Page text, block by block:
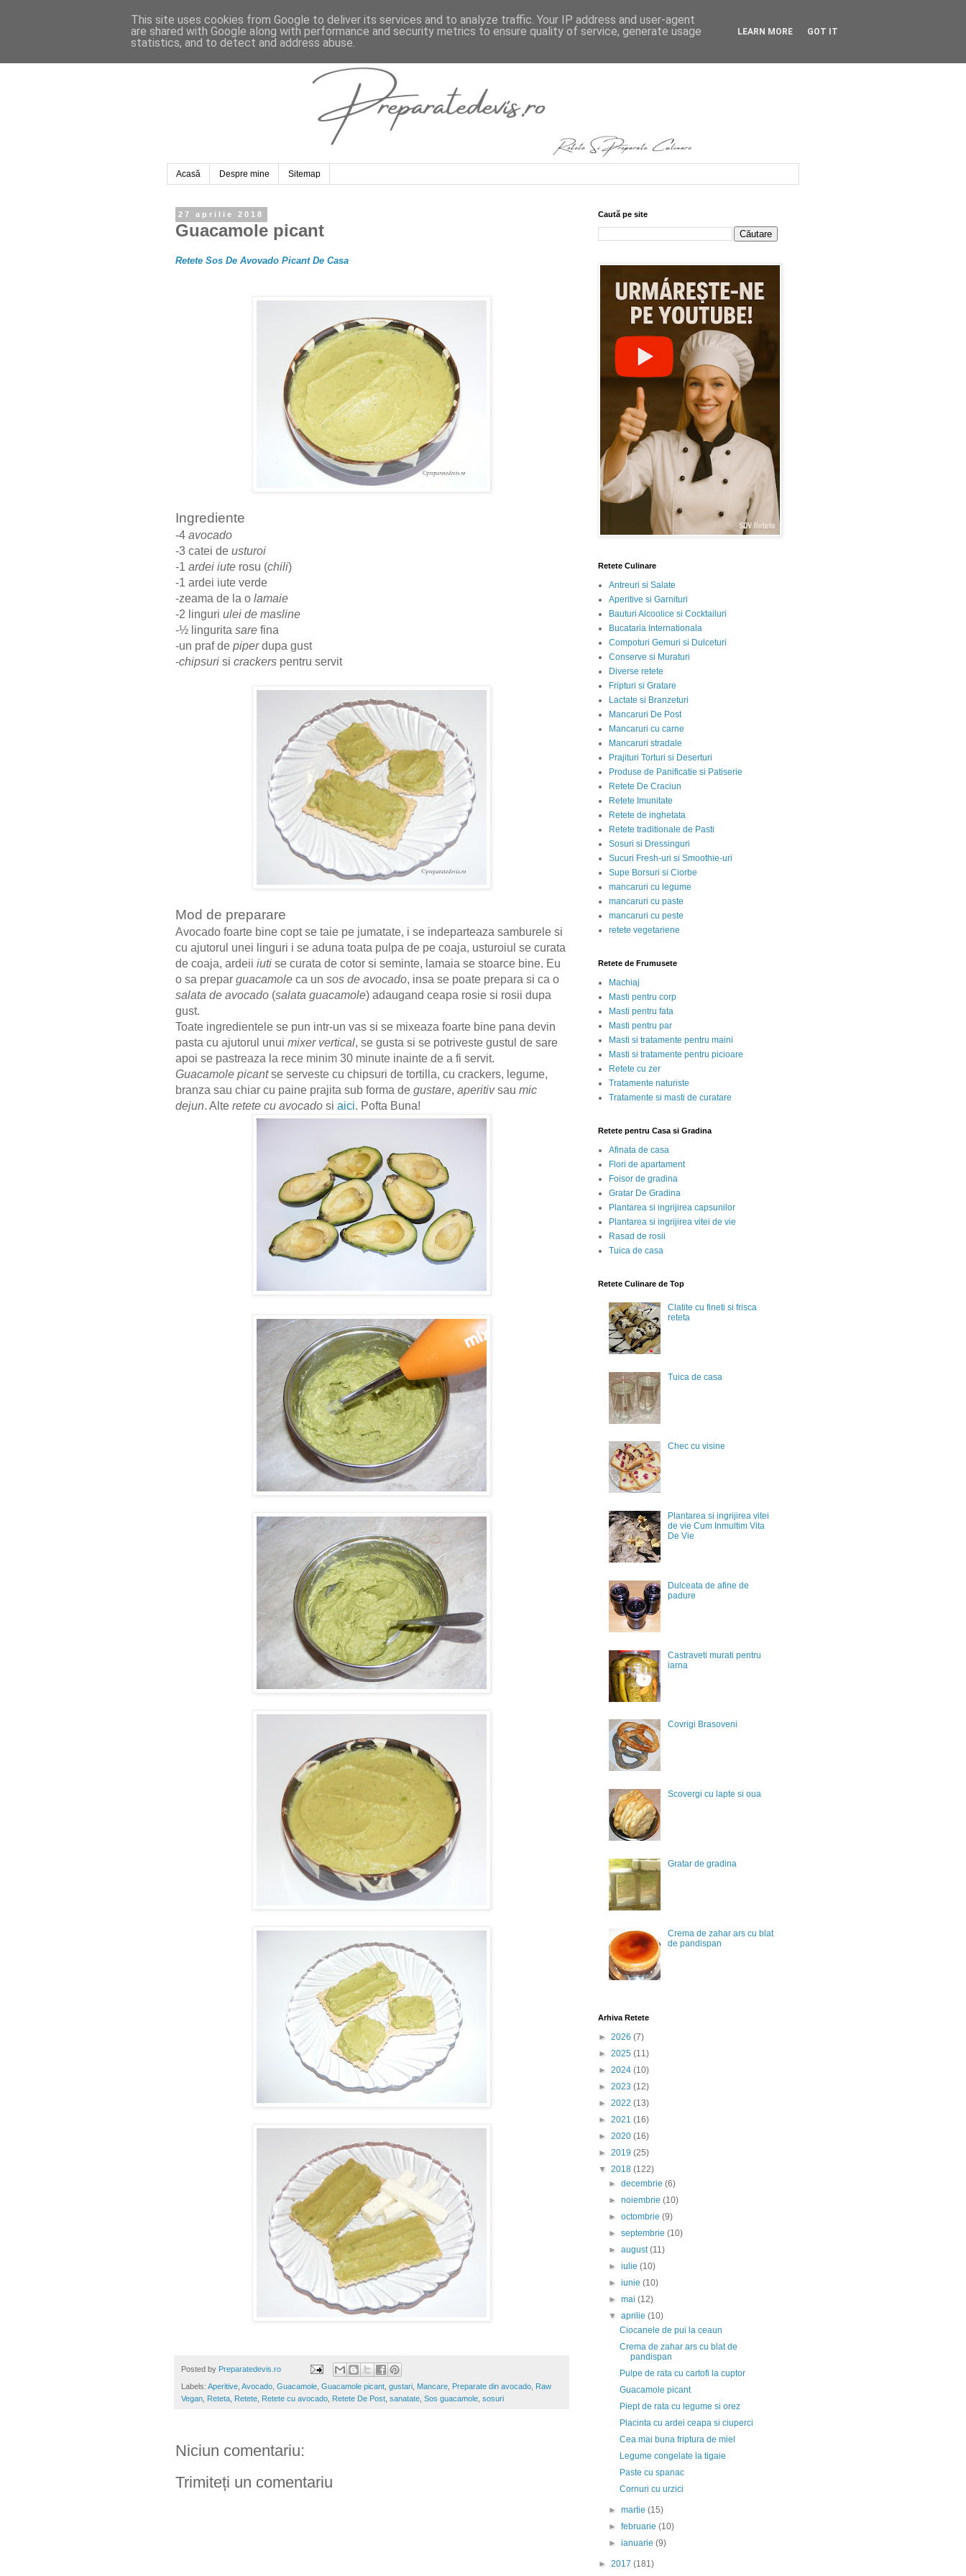
Acasă Despre mine Sitemap
27 aprilie 2018
Guacamole picant
Retete Sos De Avovado Picant De Casa
Ingrediente
-4 avocado
-3 catei de usturoi
-1 ardei iute rosu (chili)
-1 ardei iute verde
-zeama de la o lamaie
-2 linguri ulei de masline
-½ lingurita sare fina
-un praf de piperdupa gust
-chipsuri si crackers pentru servit
Mod de preparare
Avocado foarte bine copt se taie pe jumatate, i se indeparteaza samburele si
cu ajutorul unei linguri i se aduna toata pulpa de pe coaja, usturoiul se curata
de coaja, ardeii iuti se curata de cotor si seminte, lamaia se stoarce bine. Eu
o sa prepar guacamole ca un sos de avocado, insa se poate prepara si ca o
salata de avocado (salata guacamole) adaugand ceapa rosie si rosii dupa
gust.
Toate ingredientele se pun intr-un vas si se mixeaza foarte bine pana devin
pasta cu ajutorul unui mixer vertical, se gusta si se potriveste gustul de sare
apoi se pastreaza la rece minim 30 minute inainte de a fi servit.
Guacamole picantse serveste cu chipsuri de tortilla, cu crackers, legume,
branza sau chiar cu paine prajita sub forma de gustare, aperitivsau mic
dejun. Alte retete cu avocado si aici. Pofta Buna!
Posted by Preparatedevis.ro
Labels: Aperitive Avocado Guacamole Guacamole picant gustari Mancare Preparate din avocado Raw
Vegan Reteta Retete Retete cu avocado Retete De Post sanatate Sos guacamole sosuri
Niciun comentariu:
Trimiteți un comentariu
Caută pe site
Retete Culinare
Antreuri si Salate
Aperitive si Garnituri
Bauturi Alcoolice si Cocktailuri
Bucataria Internationala
Compoturi Gemuri si Dulceturi
Conserve si Muraturi
Diverse retete
Fripturi si Gratare
Lactate si Branzeturi
Mancaruri De Post
Mancaruri cu carne
Mancaruri stradale
Prajituri Torturi si Deserturi
Produse de Panificatie si Patiserie
Retete De Craciun
Retete Imunitate
Retete de inghetata
Retete traditionale de Pasti
Sosuri si Dressinguri
Sucuri Fresh-uri si Smoothie-uri
Supe Borsuri si Ciorbe
mancaruri cu legume
mancaruri cu paste
mancaruri cu peste
retete vegetariene
Retete de Frumusete
Machiaj
Masti pentru corp
Masti pentru fata
Masti pentru par
Masti si tratamente pentru maini
Masti si tratamente pentru picioare
Retete cu zer
Tratamente naturiste
Tratamente si masti de curatare
Retete pentru Casa si Gradina
Afinata de casa
Flori de apartament
Foisor de gradina
Gratar De Gradina
Plantarea si ingrijirea capsunilor
Plantarea si ingrijirea vitei de vie
Rasad de rosii
Tuica de casa
Retete Culinare de Top
Clatite cu fineti si frisca
reteta
Tuica de casa
Chec cu visine
Plantarea si ingrijirea vitei
de vie Cum Inmultim Vita
De Vie
Dulceata de afine de
padure
Castraveti murati pentru
iarna
Covrigi Brasoveni
Scovergi cu lapte si oua
Gratar de gradina
Crema de zahar ars cu blat
de pandispan
Arhiva Retete
► 2026 (7)
► 2025 (11)
► 2024 (10)
► 2023 (12)
► 2022 (13)
► 2021 (16)
► 2020 (16)
► 2019 (25)
▼ 2018 (122)
►decembrie(6)
►noiembrie(10)
►octombrie(9)
►septembrie(10)
►august(11)
►iulie(10)
►iunie(10)
►mai(12)
▼aprilie(10)
Ciocanele de pui la ceaun
Crema de zahar ars cu blat de
pandispan
Pulpe de rata cu cartofi la cuptor
Guacamole picant
Piept de rata cu legume si orez
Placinta cu ardei ceapa si ciuperci
Cea mai buna friptura de miel
Legume congelate la tigaie
Paste cu spanac
Cornuri cu urzici
►martie(15)
►februarie(10)
►ianuarie(9)
► 2017 (181)
This site uses cookies from Google to deliver its services and to analyze traffic. Your IP address and user-agent
are shared with Google along with performance and security metrics to ensure quality of service, generate usage
statistics, and to detect and address abuse.
LEARN MORE GOT IT